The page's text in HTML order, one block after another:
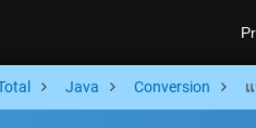
Java Conversion